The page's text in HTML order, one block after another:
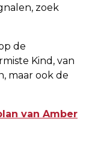
zoek
de
Kind, van
maar ook de
van Amber